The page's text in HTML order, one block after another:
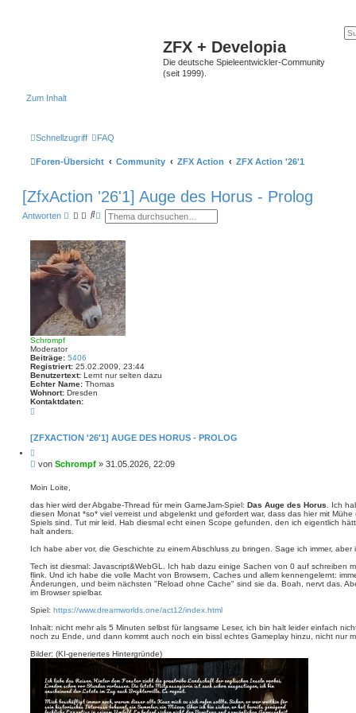
ZFX + Developia
Die deutsche Spieleentwickler-Community
(seit 1999).
Zum Inhalt
Schnellzugriff FAQ
Foren-Übersicht Community ZFX Action ZFX Action '26'1
[ZfxAction '26'1] Auge des Horus - Prolog
Antworten
S
h
e
E
e
i
t
e
r
t
e
S
u
c
h
Schrompf
Moderator
Beiträge: 5406
Registriert: 25.02.2009, 23:44
Benutzertext: Lernt nur selten dazu
Echter Name: Thomas
Wohnort: Dresden
Kontaktdaten:
t
t
t
n
v
o
n
c
r
o
m
p
[ZFXACTION '26'1] AUGE DES HORUS - PROLOG
i
t
e
e
n
B
i
r
a
g
von Schrompf » 31.05.2026, 22:09
Moin Loite,
das hier wird der Abgabe-Thread für mein GameJam-Spiel: Das Auge des Horus . Ich
diesen Monat *so* viel verreist und abgelenkt und gefordert war, dass das hier mit
Spiels sind. Tut mir leid. Hab diesmal echt einen Scope gefunden, den ich eigentlich
halt anders.
Ich habe aber vor, die Geschichte zu einem Abschluss zu bringen. Sage ich immer, aber
Tech ist diesmal: Javascript&WebGL. Ich hab dazu einige Sachen von 0 auf schreiben
flink. Und ich habe die volle Macht von Browsern, Caches und allem kennengelernt:
Änderungen, und beim nächsten "Reload ohne Cache" sind sie da. Boah, nervt das.
im Browser spielbar.
Spiel: https://www.dreamworlds.one/act12/index.html
Inhalt: nicht mehr als 5 Minuten selbst für langsame Leser, ich bin halt leider einfach
noch zu Ende, und dann kommt auch noch ein bissl echtes Gameplay hinzu, nicht nur
Bilder: (KI-generiertes Hintergründe)